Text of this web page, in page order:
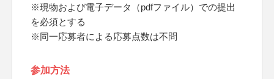
※現物および電子データ（pdfファイル）での提出
を必須とする
※同一応募者による応募点数は不問
参加方法